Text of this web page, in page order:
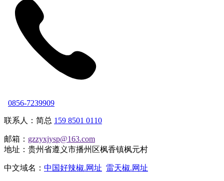
0856-7239909
联系人：简总 159 8501 0110
邮箱： gzzyxjysp@163.com
地址：贵州省遵义市播州区枫香镇枫元村
中文域名： 中国好辣椒.网址 雷天椒.网址